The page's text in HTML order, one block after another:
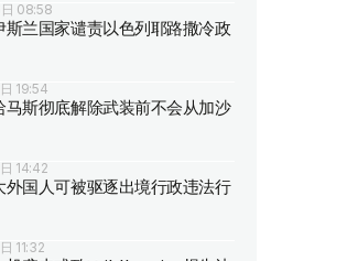
08:58
斯兰国家谴责以色列耶路撒冷政
19:54
马斯彻底解除武装前不会从加沙
14:42
外国人可被驱逐出境行政违法行
11:32